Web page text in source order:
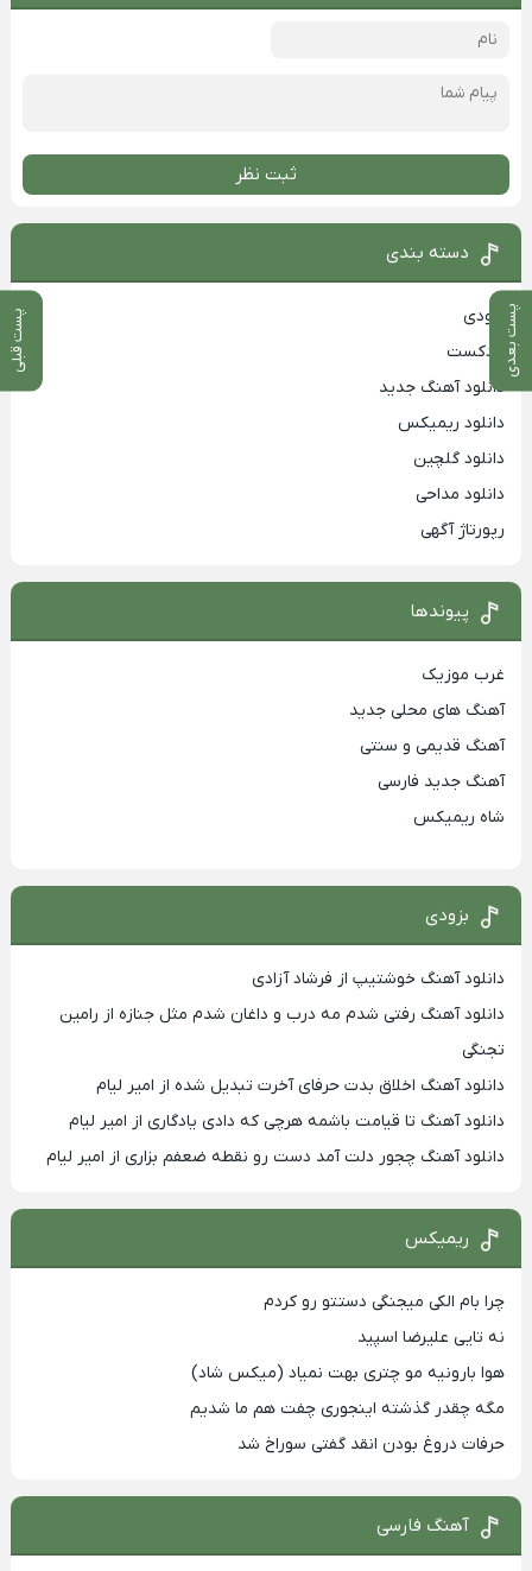
پست بعدی پست قبلی
ثبت نظر
دسته بندی
بزودی
پادکست
دانلود آهنگ جدید
دانلود ریمیکس
دانلود گلچین
دانلود مداحی
رپورتاژ آگهی
پیوندها
غرب موزیک
آهنگ های محلی جدید
آهنگ قدیمی و سنتی
آهنگ جدید فارسی
شاه ریمیکس
بزودی
دانلود آهنگ خوشتیپ از فرشاد آزادی
دانلود آهنگ رفتی شدم مه درب و داغان شدم مثل جنازه از رامین
تجنگی
دانلود آهنگ اخلاق بدت حرفای آخرت تبدیل شده از امیر لیام
دانلود آهنگ تا قیامت باشمه هرچی که دادی یادگاری از امیر لیام
دانلود آهنگ چجور دلت آمد دست رو نقطه ضعفم بزاری از امیر لیام
ریمیکس
چرا بام الکی میجنگی دستتو رو کردم
نه تایی علیرضا اسپید
هوا بارونیه مو چتری بهت نمیاد (میکس شاد)
مگه چقدر گذشته اینجوری چفت هم ما شدیم
حرفات دروغ بودن انقد گفتی سوراخ شد
آهنگ فارسی